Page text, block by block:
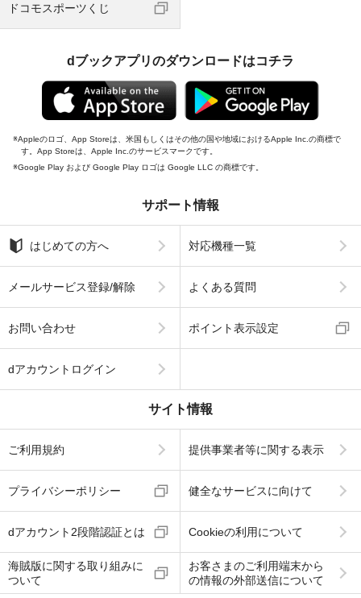
ドコモスポーツくじ
dブックアプリのダウンロードはコチラ
Appleのロゴ、App Storeは、米国もしくはその他の国や地域におけるApple Inc.の商標で
す。App Storeは、Apple Inc.のサービスマークです。
Google Play および Google Play ロゴは Google LLC の商標です。
サポート情報
はじめての方へ 対応機種一覧
メールサービス登録/解除 よくある質問
お問い合わせ ポイント表示設定
dアカウントログイン
サイト情報
ご利用規約 提供事業者等に関する表示
プライバシーポリシー 健全なサービスに向けて
dアカウント2段階認証とは Cookieの利用について
海賊版に関する取り組みに
ついて
お客さまのご利用端末から
の情報の外部送信について